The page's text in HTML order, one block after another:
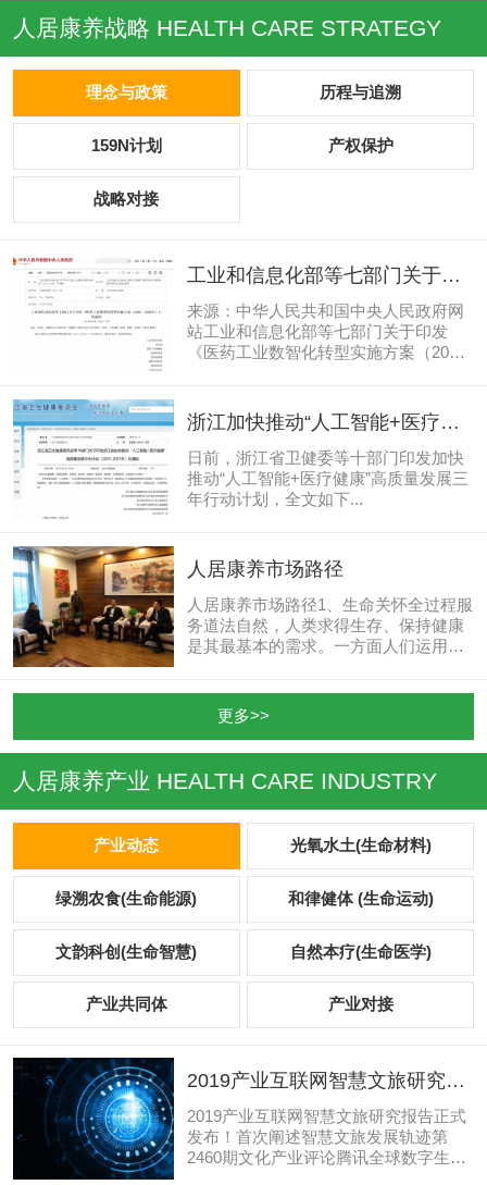
人居康养战略 HEALTH CARE STRATEGY
理念与政策 历程与追溯
159N计划 产权保护
战略对接
工业和信息化部等七部门关于印
发《医药工业数智化转型实施方
案（2025—2030年）》的通知
来源：中华人民共和国中央人民政府网
站工业和信息化部等七部门关于印发
《医药工业数智化转型实施方案（2025
计划单列市、新疆生产建设兵团工业和
信息化、商务、卫生健康、医保、数
据、中医药、药监主管部门：现将《医
药工业数智化转型实施方案（2025—
2030年）》印发给你们，请结合实际，
国家中医药局国家药监局2025年4月3日
医药工业数智化转型实施方案（2025—
2030年）医药工业高...
浙江加快推动“人工智能+医疗健
康”高质量发展三年行动计划
日前，浙江省卫健委等十部门印发加快
推动“人工智能+医疗健康”高质量发展三
年行动计划，全文如下...
人居康养市场路径
人居康养市场路径1、生命关怀全过程服
务道法自然，人类求得生存、保持健康
是其最基本的需求。一方面人们运用各
精神和形体两方面进行康养，通过顺应
自然规律，把握自身之变化，主动进行
身心的自我调节，以提高人体的适应能
力、防御能力和调节控制能力，而获得
身心灵高度统一，达到防病祛病的目
标，我们认定这种体系为自然康养，包
疗、心灵康疗、生命关怀等多种方式。
生命关怀：贯穿于人生命的出生、婴
儿、儿童、少年、青年、中年、...
更多>>
人居康养产业 HEALTH CARE INDUSTRY
产业动态 光氧水土(生命材料)
绿溯农食(生命能源) 和律健体 (生命运动)
文韵科创(生命智慧) 自然本疗(生命医学)
产业共同体 产业对接
2019产业互联网智慧文旅研究报
告正式发布！首次阐述智慧文旅
发展轨迹
2019产业互联网智慧文旅研究报告正式
发布！首次阐述智慧文旅发展轨迹第
2460期文化产业评论腾讯全球数字生态